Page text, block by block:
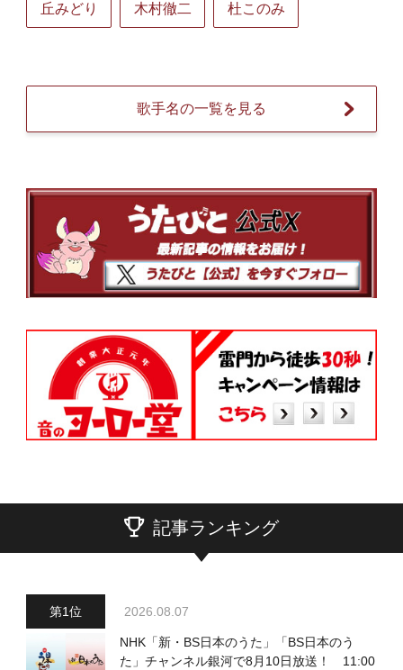
丘みどり 木村徹二 杜このみ
歌手名の一覧を見る
記事ランキング
2026.08.07
NHK「新・BS日本のうた」「BS日本のう
た」チャンネル銀河で8月10日放送！ 11:00